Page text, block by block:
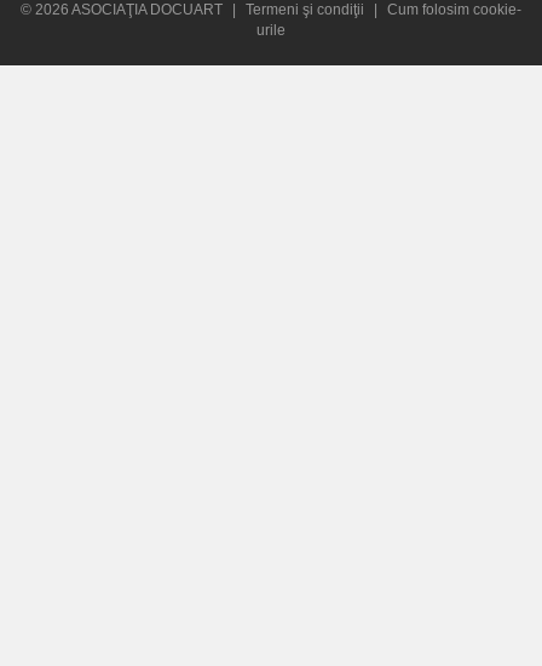
© 2026 ASOCIAŢIA DOCUART Termeni şi condiţii
Cum folosim cookie-
urile